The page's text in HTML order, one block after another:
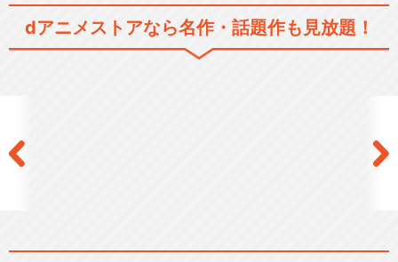
dアニメストアなら名作・話題作も見放題！